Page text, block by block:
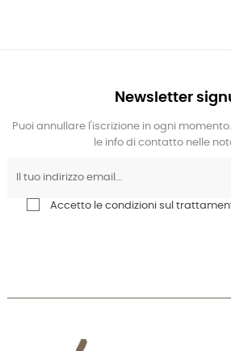
Newsletter
Puoi annullare l'iscrizione in ogni
le info di contatto nelle
Accetto le condizioni sul